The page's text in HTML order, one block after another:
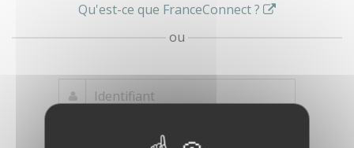
Qu'est-ce que FranceConnect ?
ou